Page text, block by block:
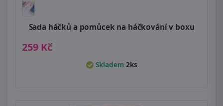
Sada háčků a pomůcek na háčkování v boxu
259 Kč
Skladem 2ks